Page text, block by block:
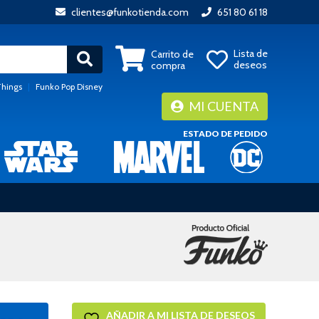
clientes@funkotienda.com 651 80 61 18
| Funko Pop Disney
Carrito de
compra
Lista de
deseos
MI CUENTA
ESTADO DE PEDIDO
AÑADIR A MI LISTA DE DESEOS